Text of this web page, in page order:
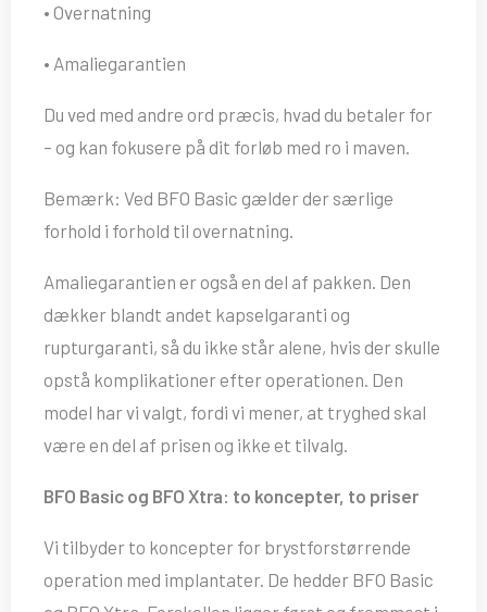
• Overnatning
• Amaliegarantien
Du ved med andre ord præcis, hvad du betaler for
– og kan fokusere på dit forløb med ro i maven.
Bemærk: Ved BFO Basic gælder der særlige
forhold i forhold til overnatning.
Amaliegarantien er også en del af pakken. Den
dækker blandt andet kapselgaranti og
rupturgaranti, så du ikke står alene, hvis der skulle
opstå komplikationer efter operationen. Den
model har vi valgt, fordi vi mener, at tryghed skal
være en del af prisen og ikke et tilvalg.
BFO Basic og BFO Xtra: to koncepter, to priser
Vi tilbyder to koncepter for brystforstørrende
operation med implantater. De hedder BFO Basic